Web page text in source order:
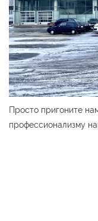
Просто пригоните
профессионализму